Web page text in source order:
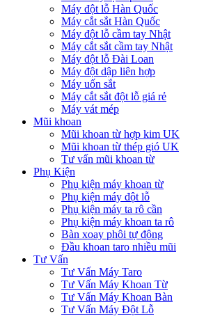
Máy đột lỗ Hàn Quốc
Máy cắt sắt Hàn Quốc
Máy đột lỗ cầm tay Nhật
Máy cắt sắt cầm tay Nhật
Máy đột lỗ Đài Loan
Máy đột dập liên hợp
Máy uốn sắt
Máy cắt sắt đột lỗ giá rẻ
Máy vát mép
Mũi khoan
Mũi khoan từ hợp kim UK
Mũi khoan từ thép gió UK
Tư vấn mũi khoan từ
Phụ Kiện
Phụ kiện máy khoan từ
Phụ kiện máy đột lỗ
Phụ kiện máy ta rô cần
Phụ kiện máy khoan ta rô
Bàn xoay phôi tự động
Đầu khoan taro nhiều mũi
Tư Vấn
Tư Vấn Máy Taro
Tư Vấn Máy Khoan Từ
Tư Vấn Máy Khoan Bàn
Tư Vấn Máy Đột Lỗ